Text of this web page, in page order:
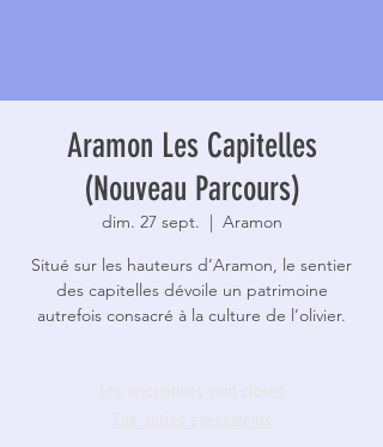
Aramon Les Capitelles
(Nouveau Parcours)
dim. 27 sept.
  |
Aramon
Situé sur les hauteurs d’Aramon, le sentier
des capitelles dévoile un patrimoine
autrefois consacré à la culture de l’olivier.